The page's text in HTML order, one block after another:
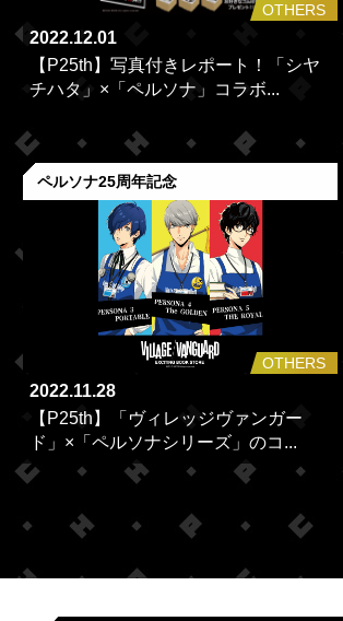
OTHERS
2022.12.01
【P25th】写真付きレポート！「シヤ
チハタ」×「ペルソナ」コラボ...
ペルソナ25周年記念
OTHERS
2022.11.28
【P25th】「ヴィレッジヴァンガー
ド」×「ペルソナシリーズ」のコ...